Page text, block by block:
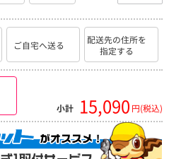
ご自宅へ送る
配送先の住所を
指定する
小計 15,090 円(税込)